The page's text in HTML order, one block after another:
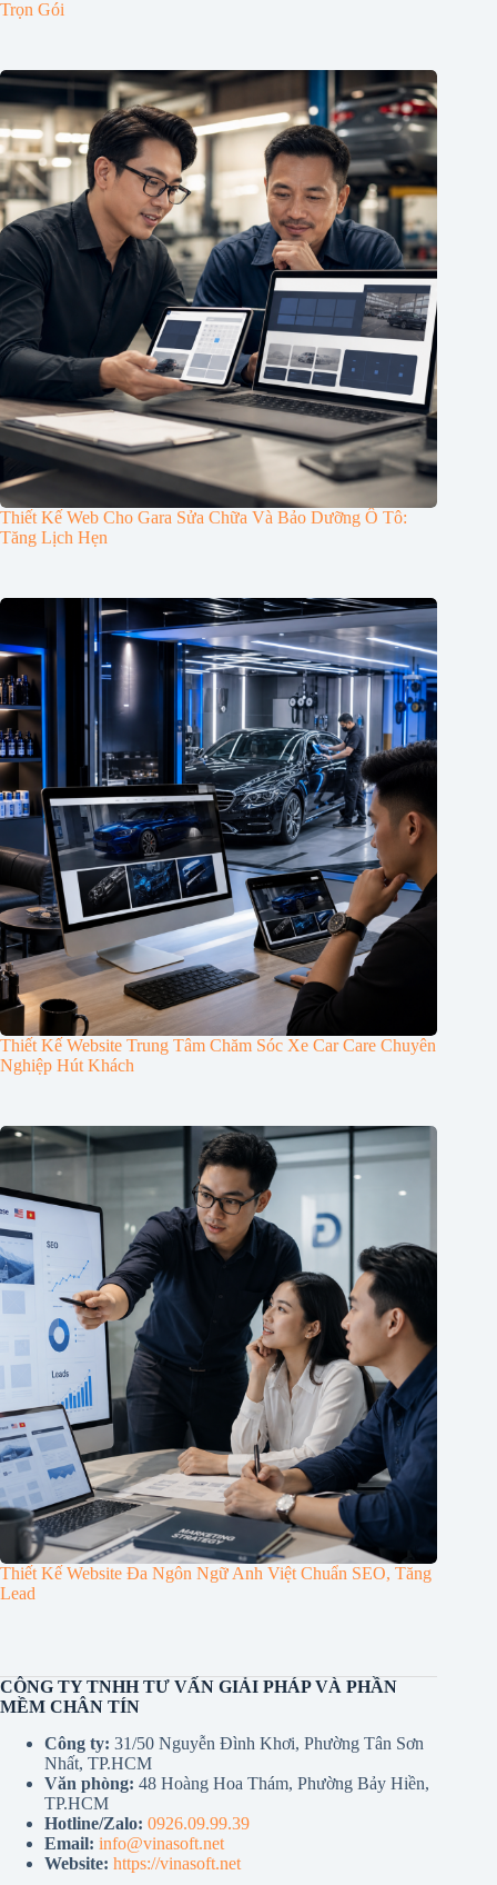
Trọn Gói
Thiết Kế Web Cho Gara Sửa Chữa Và Bảo Dưỡng Ô Tô:
Tăng Lịch Hẹn
Thiết Kế Website Trung Tâm Chăm Sóc Xe Car Care Chuyên
Nghiệp Hút Khách
Thiết Kế Website Đa Ngôn Ngữ Anh Việt Chuẩn SEO, Tăng
Lead
CÔNG TY TNHH TƯ VẤN GIẢI PHÁP VÀ PHẦN
MỀM CHÂN TÍN
Công ty: 31/50 Nguyễn Đình Khơi, Phường Tân Sơn
Nhất, TP.HCM
Văn phòng: 48 Hoàng Hoa Thám, Phường Bảy Hiền,
TP.HCM
Hotline/Zalo: 0926.09.99.39
Email: info@vinasoft.net
Website: https://vinasoft.net